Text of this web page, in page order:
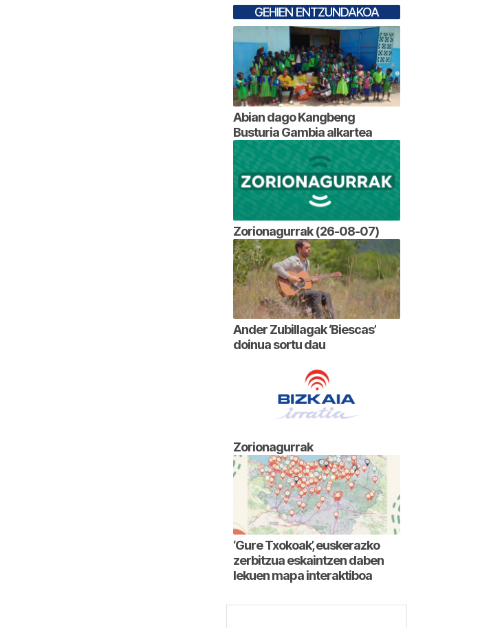
GEHIEN ENTZUNDAKOA
Abian dago Kangbeng
Busturia Gambia alkartea
Zorionagurrak (26-08-07)
Ander Zubillagak ‘Biescas’
doinua sortu dau
Zorionagurrak
‘Gure Txokoak’, euskerazko
zerbitzua eskaintzen daben
lekuen mapa interaktiboa